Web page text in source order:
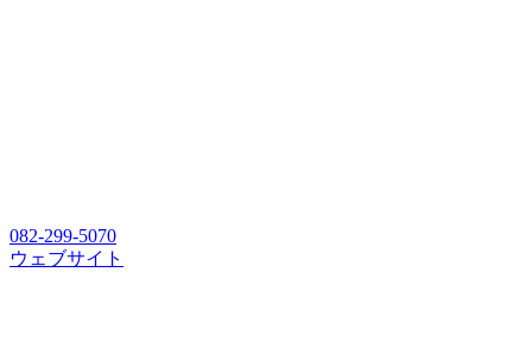
082-299-5070
ウェブサイト